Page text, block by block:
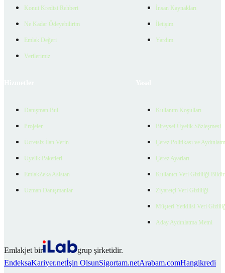
Konut Kredisi Rehberi
Ne Kadar Ödeyebilirim
Emlak Değeri
Verilerimiz
İnsan Kaynakları
İletişim
Yardım
Danışman Bul
Projeler
Ücretsiz İlan Verin
Üyelik Paketleri
EmlakZeka Asistan
Uzman Danışmanlar
Kullanım Koşulları
Bireysel Üyelik Sözleşmesi
Çerez Politikası ve
Çerez Ayarları
Kullanıcı Veri Gizliliği
Ziyaretçi Veri Gizliliği
Müşteri Yetkilisi Veri
Aday Aydınlatma Metni
Emlakjet bir
grup şirketidir.
EndeksaKariyer.netİşin OlsunSigortam.netArabam.comHangikredi